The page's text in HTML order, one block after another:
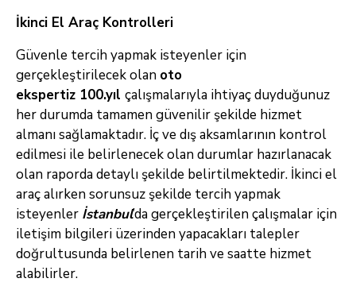
İkinci El Araç Kontrolleri
Güvenle tercih yapmak isteyenler için
gerçekleştirilecek olan oto
ekspertiz 100.yıl çalışmalarıyla ihtiyaç duyduğunuz
her durumda tamamen güvenilir şekilde hizmet
almanı sağlamaktadır. İç ve dış aksamlarının kontrol
edilmesi ile belirlenecek olan durumlar hazırlanacak
olan raporda detaylı şekilde belirtilmektedir. İkinci el
araç alırken sorunsuz şekilde tercih yapmak
isteyenler İstanbul’da gerçekleştirilen çalışmalar için
iletişim bilgileri üzerinden yapacakları talepler
doğrultusunda belirlenen tarih ve saatte hizmet
alabilirler.